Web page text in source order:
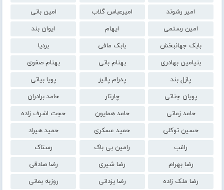
امیر رشوند
امیرعباس گلاب
امین بانی
امین رستمی
ایهام
ایوان بند
بابک جهانبخش
بابک مافی
بردیا
بنیامین بهادری
بهنام بانی
بهنام صفوی
پازل بند
پدرام پالیز
پویا بیاتی
پویان جناتی
چارتار
حامد برادران
حامد زمانی
حامد همایون
حجت اشرف زاده
حسین توکلی
حمید عسکری
حمید هیراد
راغب
رامین بی باک
رستاک
رضا بهرام
رضا شیری
رضا صادقی
رضا ملک زاده
رضا یزدانی
روزبه بمانی